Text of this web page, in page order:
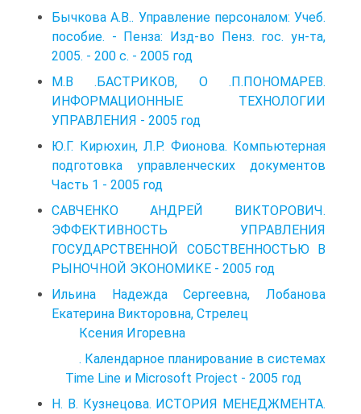
Бычкова А.В.. Управление персоналом: Учеб.
пособие. - Пенза: Изд-во Пенз. гос. ун-та,
2005. - 200 с. - 2005 год
М.В .БАСТРИКОВ, О .П.ПОНОМАРЕВ.
ИНФОРМАЦИОННЫЕ ТЕХНОЛОГИИ
УПРАВЛЕНИЯ - 2005 год
Ю.Г. Кирюхин, Л.Р. Фионова. Компьютерная
подготовка управленческих документов
Часть 1 - 2005 год
САВЧЕНКО АНДРЕЙ ВИКТОРОВИЧ.
ЭФФЕКТИВНОСТЬ УПРАВЛЕНИЯ
ГОСУДАРСТВЕННОЙ СОБСТВЕННОСТЬЮ В
РЫНОЧНОЙ ЭКОНОМИКЕ - 2005 год
Ильина Надежда Сергеевна, Лобанова
Екатерина Викторовна, Стрелец
Ксения Игоревна
. Календарное планирование в системах
Time Line и Microsoft Project - 2005 год
Н. В. Кузнецова. ИСТОРИЯ МЕНЕДЖМЕНТА.